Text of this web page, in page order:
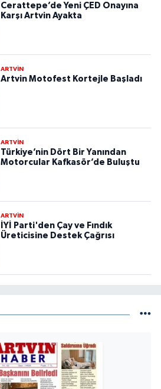
Cerattepe’de Yeni ÇED Onayına
Karşı Artvin Ayakta
ARTVİN
Artvin Motofest Kortejle Başladı
ARTVİN
Türkiye’nin Dört Bir Yanından
Motorcular Kafkasör’de Buluştu
ARTVİN
İYİ Parti'den Çay ve Fındık
Üreticisine Destek Çağrısı